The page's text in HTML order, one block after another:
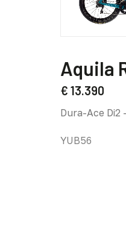
ha
più
Le
possono
Aquila
€ 13.390
Dura-Ace Di2
YUB56